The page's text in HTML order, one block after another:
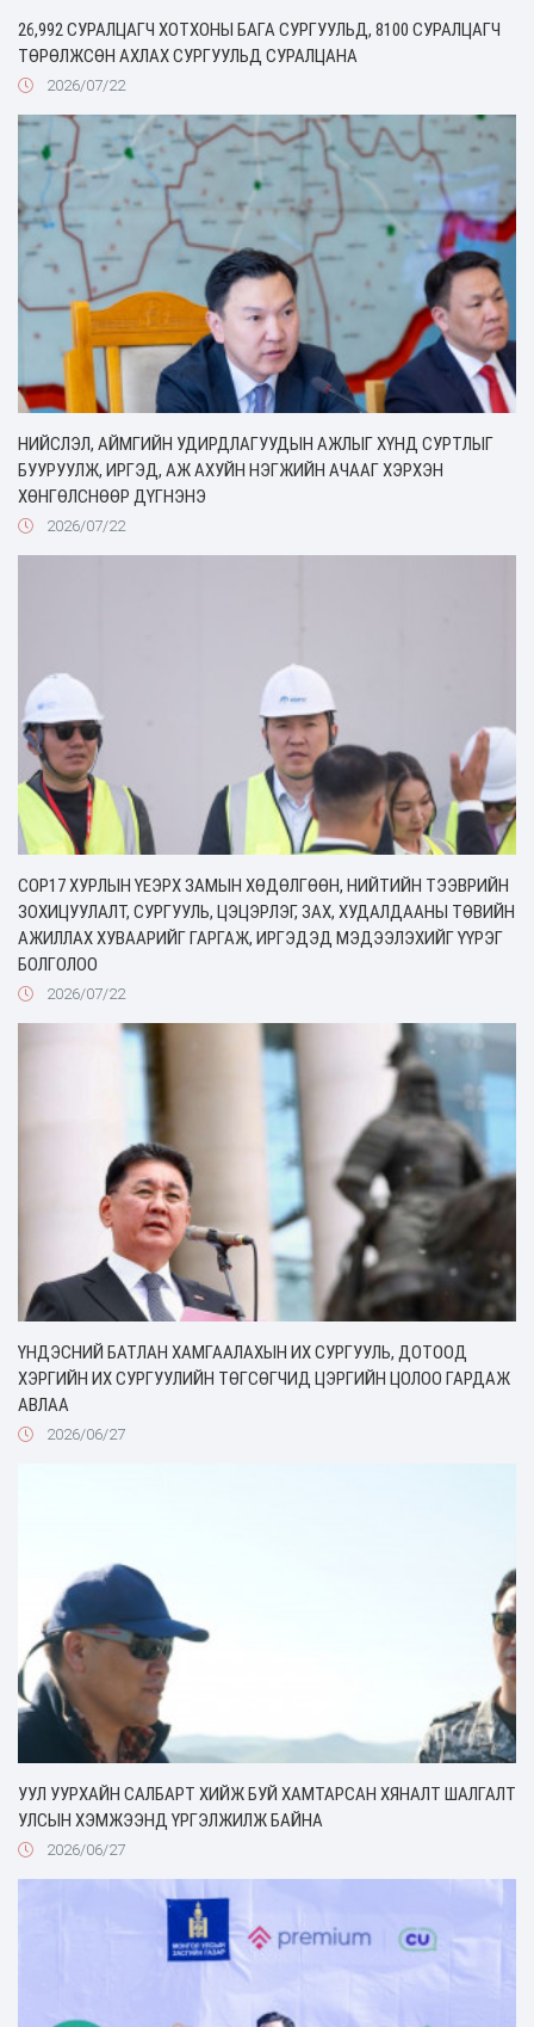
26,992 СУРАЛЦАГЧ ХОТХОНЫ БАГА СУРГУУЛЬД, 8100 СУРАЛЦАГЧ
ТӨРӨЛЖСӨН АХЛАХ СУРГУУЛЬД СУРАЛЦАНА
2026/07/22
НИЙСЛЭЛ, АЙМГИЙН УДИРДЛАГУУДЫН АЖЛЫГ ХҮНД СУРТЛЫГ
БУУРУУЛЖ, ИРГЭД, АЖ АХУЙН НЭГЖИЙН АЧААГ ХЭРХЭН
ХӨНГӨЛСНӨӨР ДҮГНЭНЭ
2026/07/22
COP17 ХУРЛЫН ҮЕЭРХ ЗАМЫН ХӨДӨЛГӨӨН, НИЙТИЙН ТЭЭВРИЙН
ЗОХИЦУУЛАЛТ, СУРГУУЛЬ, ЦЭЦЭРЛЭГ, ЗАХ, ХУДАЛДААНЫ ТӨВИЙН
АЖИЛЛАХ ХУВААРИЙГ ГАРГАЖ, ИРГЭДЭД МЭДЭЭЛЭХИЙГ ҮҮРЭГ
БОЛГОЛОО
2026/07/22
ҮНДЭСНИЙ БАТЛАН ХАМГААЛАХЫН ИХ СУРГУУЛЬ, ДОТООД
ХЭРГИЙН ИХ СУРГУУЛИЙН ТӨГСӨГЧИД ЦЭРГИЙН ЦОЛОО ГАРДАЖ
АВЛАА
2026/06/27
УУЛ УУРХАЙН САЛБАРТ ХИЙЖ БУЙ ХАМТАРСАН ХЯНАЛТ ШАЛГАЛТ
УЛСЫН ХЭМЖЭЭНД ҮРГЭЛЖИЛЖ БАЙНА
2026/06/27